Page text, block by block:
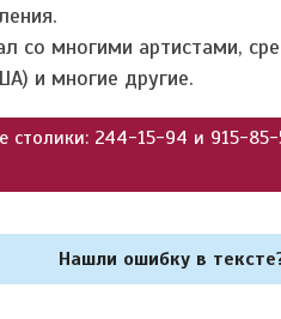
со многими артистами,
и многие другие.
столики: 244-15-94 и 915-
Нашли ошибку в